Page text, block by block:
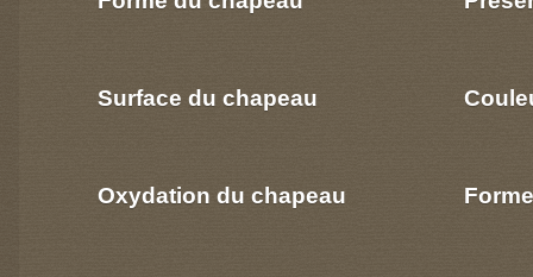
Surface du chapeau
Oxydation du chapeau